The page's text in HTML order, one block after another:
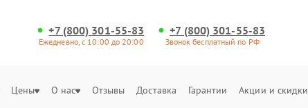
+7 (800) 301-55-83
Ежедневно, с 10:00 до 20:00
+7 (800) 301-55-83
Звонок бесплатный по РФ
Цены О нас Отзывы Доставка Гарантии Акции и скидки